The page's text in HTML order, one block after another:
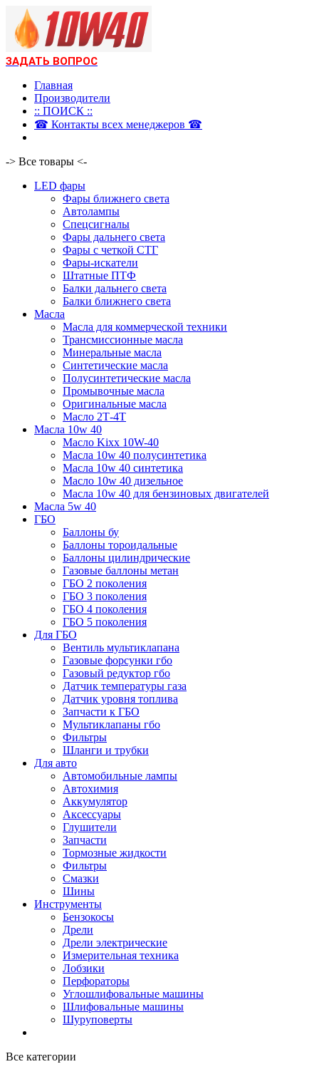
ЗАДАТЬ ВОПРОС
Главная
Производители
:: ПОИСК ::
☎ Контакты всех менеджеров ☎
-> Все товары <-
LED фары
Фары ближнего света
Автолампы
Спецсигналы
Фары дальнего света
Фары с четкой СТГ
Фары-искатели
Штатные ПТФ
Балки дальнего света
Балки ближнего света
Масла
Масла для коммерческой техники
Трансмиссионные масла
Минеральные масла
Синтетические масла
Полусинтетические масла
Промывочные масла
Оригинальные масла
Масло 2Т-4Т
Масла 10w 40
Mасло Kixx 10W-40
Масла 10w 40 полусинтетика
Масла 10w 40 синтетика
Масло 10w 40 дизельное
Масла 10w 40 для бензиновых двигателей
Масла 5w 40
ГБО
Баллоны бу
Баллоны тороидальные
Баллоны цилиндрические
Газовые баллоны метан
ГБО 2 поколения
ГБО 3 поколения
ГБО 4 поколения
ГБО 5 поколения
Для ГБО
Вентиль мультиклапана
Газовые форсунки гбо
Газовый редуктор гбо
Датчик температуры газа
Датчик уровня топлива
Запчасти к ГБО
Мультиклапаны гбо
Фильтры
Шланги и трубки
Для авто
Автомобильные лампы
Автохимия
Аккумулятор
Аксессуары
Глушители
Запчасти
Тормозные жидкости
Фильтры
Смазки
Шины
Инструменты
Бензокосы
Дрели
Дрели электрические
Измерительная техника
Лобзики
Перфораторы
Углошлифовальные машины
Шлифовальные машины
Шуруповерты
Все категории